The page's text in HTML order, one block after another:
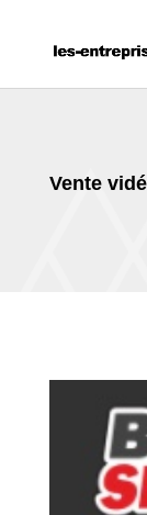
Vente